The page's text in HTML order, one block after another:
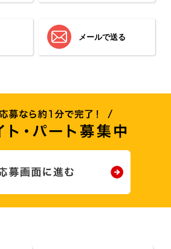
メールで送る